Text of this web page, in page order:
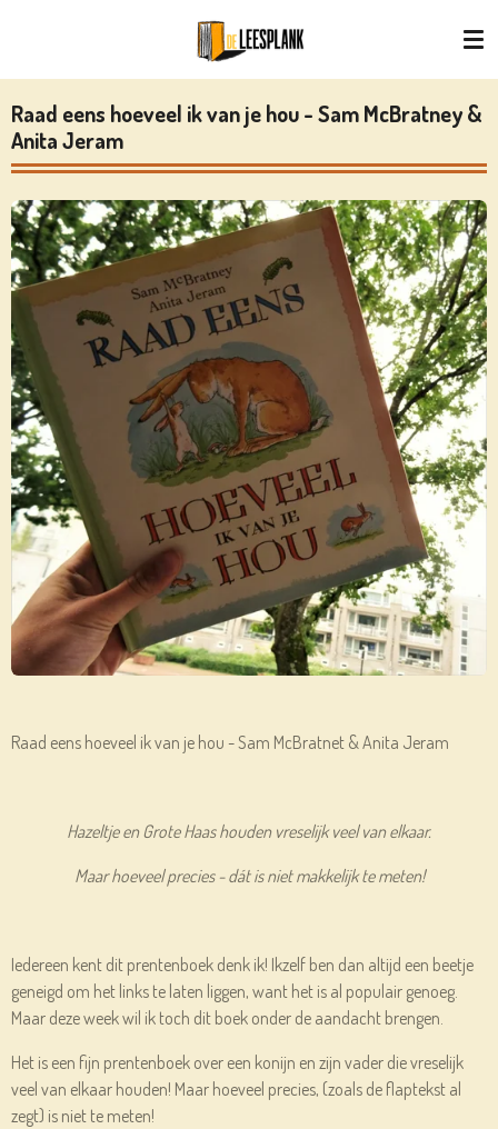
naar
de
hoofdinhoud
Raad eens hoeveel ik van je hou - Sam McBratney &
Anita Jeram
Raad eens hoeveel ik van je hou - Sam McBratnet & Anita Jeram
Hazeltje en Grote Haas houden vreselijk veel van elkaar.
Maar hoeveel precies - dát is niet makkelijk te meten!
Iedereen kent dit prentenboek denk ik! Ikzelf ben dan altijd een beetje
geneigd om het links te laten liggen, want het is al populair genoeg.
Maar deze week wil ik toch dit boek onder de aandacht brengen.
Het is een fijn prentenboek over een konijn en zijn vader die vreselijk
veel van elkaar houden! Maar hoeveel precies, (zoals de flaptekst al
zegt) is niet te meten!